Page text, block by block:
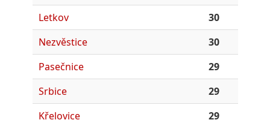
Letkov
30
Nezvěstice
30
Pasečnice
29
Srbice
29
Křelovice
29